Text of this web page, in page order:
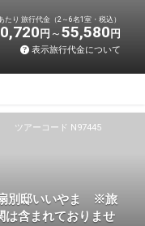
たり 旅行代金（2～6名1室・税込）
円 55,580 円
表示旅行代金について
ツアーコード N97445
別邸いいやま ※旅
は含まれておりませ